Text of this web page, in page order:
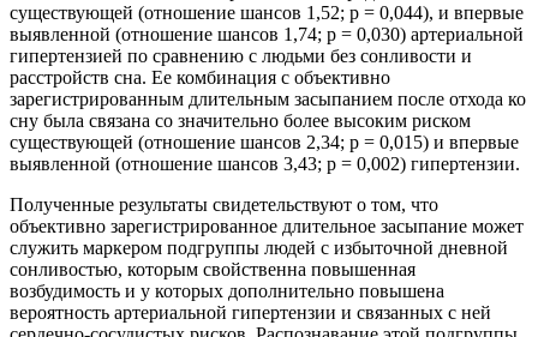
существующей (отношение шансов 1,52; p = 0,044), и впервые
выявленной (отношение шансов 1,74; p = 0,030) артериальной
гипертензией по сравнению с людьми без сонливости и
расстройств сна. Ее комбинация с объективно
зарегистрированным длительным засыпанием после отхода ко
сну была связана со значительно более высоким риском
существующей (отношение шансов 2,34; p = 0,015) и впервые
выявленной (отношение шансов 3,43; p = 0,002) гипертензии.
Полученные результаты свидетельствуют о том, что
объективно зарегистрированное длительное засыпание может
служить маркером подгруппы людей с избыточной дневной
сонливостью, которым свойственна повышенная
возбудимость и у которых дополнительно повышена
вероятность артериальной гипертензии и связанных с ней